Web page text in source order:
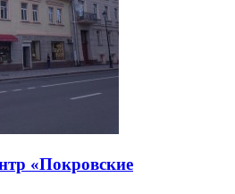
«Покровские